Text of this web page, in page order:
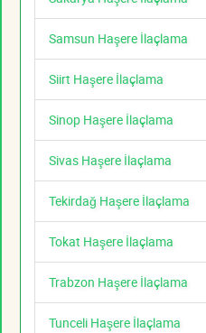
Samsun Haşere İlaçlama
Siirt Haşere İlaçlama
Sinop Haşere İlaçlama
Sivas Haşere İlaçlama
Tekirdağ Haşere İlaçlama
Tokat Haşere İlaçlama
Trabzon Haşere İlaçlama
Tunceli Haşere İlaçlama